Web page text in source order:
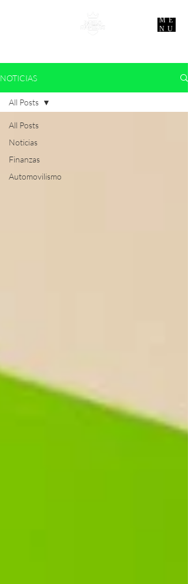
ME
NU
NOTICIAS
All Posts
Noticias
Finanzas
Automovilismo
All Posts